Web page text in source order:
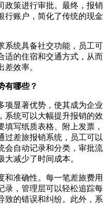
政策进行审批。最终，报销
行账户，简化了传统的现金
系统具备社交功能，员工可
适的住宿和交通方式，从而
效率。
有哪些？
项显著优势，使其成为企业
系统可以大幅提升报销的效
写纸质表格、附上发票，
过差旅报销系统，员工可以
会自动记录和分类，审批流
减少了时间成本。
和准确性。每一笔差旅费用
录，管理层可以轻松追踪每
致的错误和纠纷。此外，系